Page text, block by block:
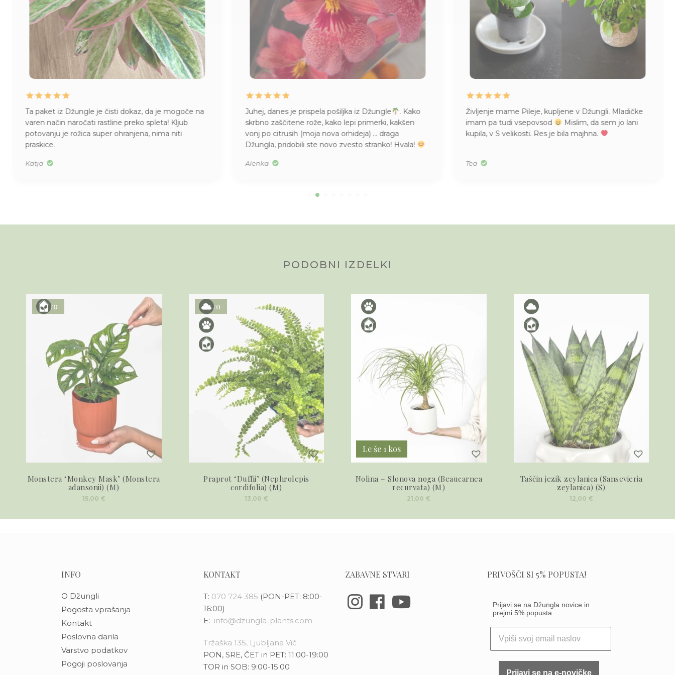
Ta paket iz Džungle je čisti dokaz, da je mogoče na
varen način naročati rastline preko spleta! Kljub
potovanju je rožica super ohranjena, nima niti
praskice.
Katja
Juhej, danes je prispela pošiljka iz Džungle
. Kako
skrbno zaščitene rože, kako lepi primerki, kakšen
vonj po citrusih (moja nova orhideja) … draga
Džungla, pridobili ste novo zvesto stranko! Hvala!
Alenka
Življenje mame Pileje, kupljene v Džungli. Mladičke
imam pa tudi vsepovsod
Mislim, da sem jo lani
kupila, v S velikosti. Res je bila majhna.
Tea
PODOBNI IZDELKI
Novo
Monstera ‘Monkey Mask’ (Monstera
adansonii) (M)
15,00 €
Novo
Praprot ‘Duffii’ (Nephrolepis
cordifolia) (M)
13,00 €
Le še 1 kos
Nolina – Slonova noga (Beaucarnea
recurvata) (M)
21,00 €
Taščin jezik zeylanica (Sansevieria
zeylanica) (S)
12,00 €
INFO
O Džungli
Pogosta vprašanja
Kontakt
Poslovna darila
Varstvo podatkov
Pogoji poslovanja
KONTAKT
T: 070 724 385 (PON-PET: 8:00-
16:00)
E: info@dzungla-plants.com
Tržaška 135, Ljubljana Vič
PON, SRE, ČET in PET: 11:00-19:00
TOR in SOB: 9:00-15:00
ZABAVNE STVARI PRIVOŠČI SI 5% POPUSTA!
Prijavi se na Džungla novice in
prejmi 5% popusta
Prijavi se na e-novičke